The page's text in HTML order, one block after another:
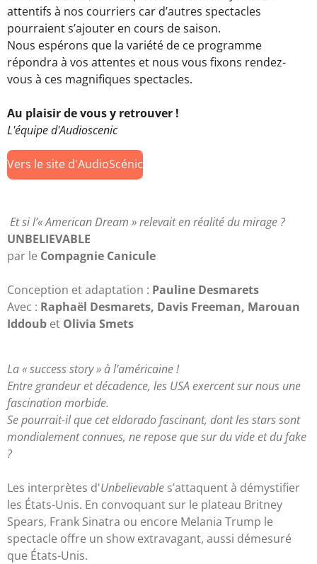
attentifs à nos courriers car d’autres spectacles
pourraient s’ajouter en cours de saison.
Nous espérons que la variété de ce programme
répondra à vos attentes et nous vous fixons rendez-
vous à ces magnifiques spectacles.
Au plaisir de vous y retrouver !
L'équipe d'Audioscenic
Vers le site d'AudioScénic
Et si l’« American Dream » relevait en réalité du mirage ?
UNBELIEVABLE
par le Compagnie Canicule
Conception et adaptation : Pauline Desmarets
Avec : Raphaël Desmarets, Davis Freeman, Marouan
Iddoub et Olivia Smets
La « success story » à l’américaine !
Entre grandeur et décadence, les USA exercent sur nous une
fascination morbide.
Se pourrait-il que cet eldorado fascinant, dont les stars sont
mondialement connues, ne repose que sur du vide et du fake
?
Les interprètes d'Unbelievable s’attaquent à démystifier
les États-Unis. En convoquant sur le plateau Britney
Spears, Frank Sinatra ou encore Melania Trump le
spectacle offre un show extravagant, aussi démesuré
que États-Unis.